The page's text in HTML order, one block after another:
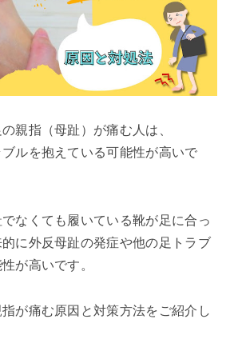
親指（母趾）が痛む人は、
ルを抱えている可能性が高いで
なくても履いている靴が足に合っ
に外反母趾の発症や他の足トラブ
が高いです。
が痛む原因と対策方法をご紹介し